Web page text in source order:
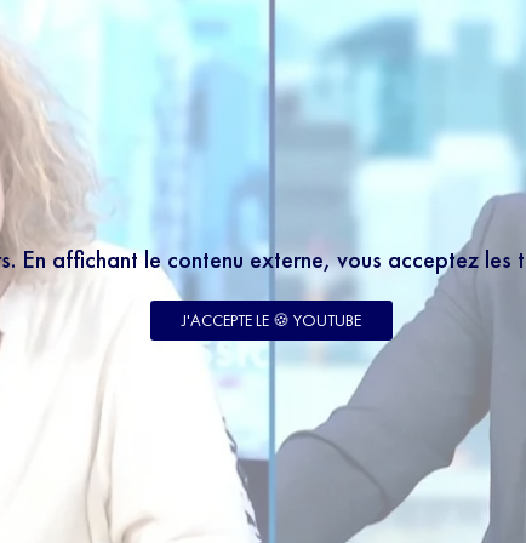
En affichant le contenu externe, vous acceptez
J'ACCEPTE LE 🍪 YOUTUBE